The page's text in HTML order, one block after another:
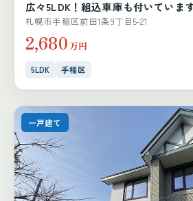
広々5LDK！組込車庫も付いていま
札幌市手稲区前田1条9丁目5-21
2,680万円
5LDK 手稲区
一戸建て